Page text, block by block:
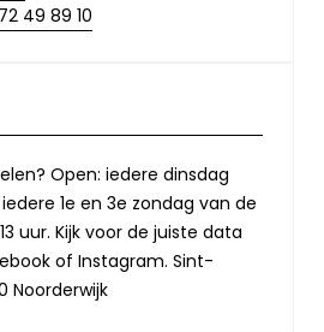
49 89 10
Open: iedere dinsdag
1e en 3e zondag van de
uur. Kijk voor de juiste data
of Instagram. Sint-
Noorderwijk